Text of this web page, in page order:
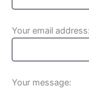
Your email address:
Your message: